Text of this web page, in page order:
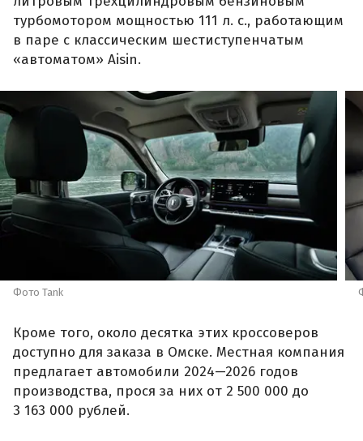
турбомотором мощностью 111 л. с., работающим
в паре с классическим шестиступенчатым
«автоматом» Aisin.
Фото Tank
Кроме того, около десятка этих кроссоверов
доступно для заказа в Омске. Местная компания
предлагает автомобили 2024—2026 годов
производства, прося за них от 2 500 000 до
3 163 000 рублей.